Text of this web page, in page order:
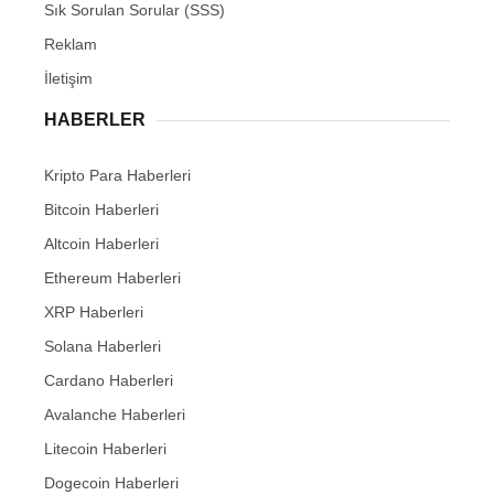
Sık Sorulan Sorular (SSS)
Reklam
İletişim
HABERLER
Kripto Para Haberleri
Bitcoin Haberleri
Altcoin Haberleri
Ethereum Haberleri
XRP Haberleri
Solana Haberleri
Cardano Haberleri
Avalanche Haberleri
Litecoin Haberleri
Dogecoin Haberleri